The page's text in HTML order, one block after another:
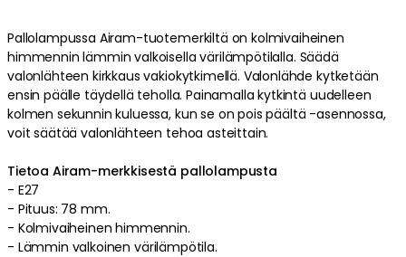
Pallolampussa Airam-tuotemerkiltä onkolmivaiheinen
himmennin lämmin valkoisella värilämpötilalla. Säädä
valonlähteen kirkkaus vakiokytkimellä. Valonlähde kytketään
ensin päälle täydellä teholla. Painamalla kytkintä uudelleen
kolmen sekunnin kuluessa, kun se on pois päältä -asennossa,
voit säätää valonlähteen tehoa asteittain.
Tietoa Airam-merkkisestä pallolampusta
- E27
- Pituus: 78 mm.
- Kolmivaiheinen himmennin.
- Lämmin valkoinen värilämpötila.